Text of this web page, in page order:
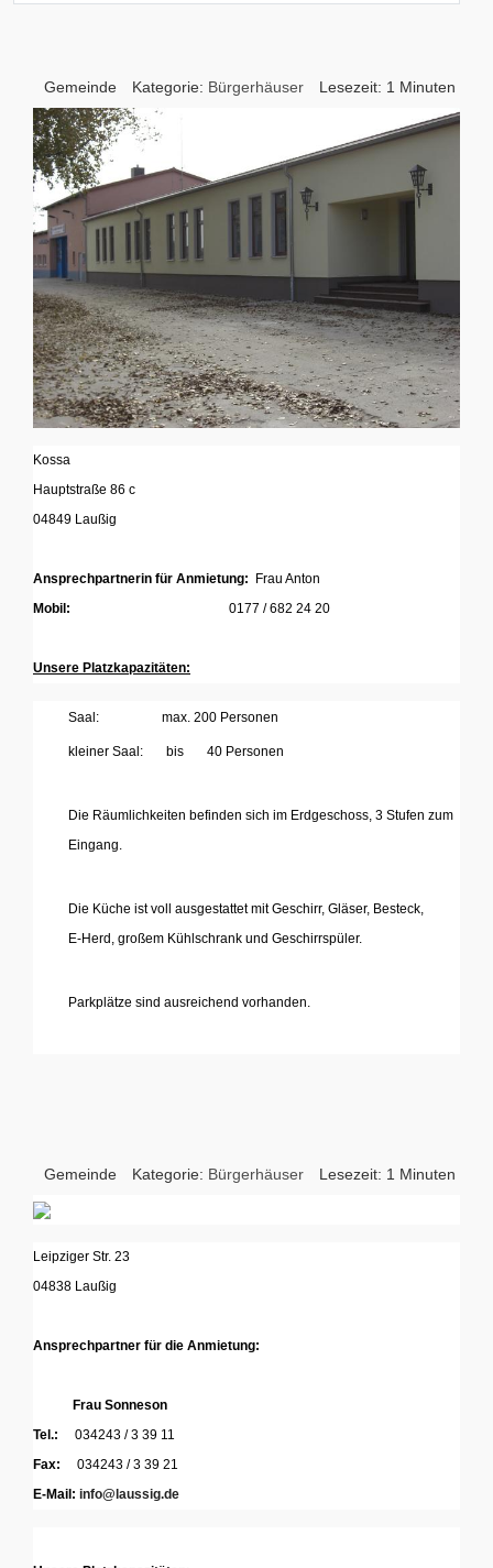
Gemeinde Kategorie: Bürgerhäuser Lesezeit: 1 Minuten
Kossa
Hauptstraße 86 c
04849 Laußig
Ansprechpartnerin für Anmietung: Frau Anton
Mobil:
0177 / 682 24 20
Unsere Platzkapazitäten:
Saal: max. 200 Personen
kleiner Saal: bis 40 Personen
Die Räumlichkeiten befinden sich im Erdgeschoss, 3 Stufen zum
Eingang.
Die Küche ist voll ausgestattet mit Geschirr, Gläser, Besteck,
E-Herd, großem Kühlschrank und Geschirrspüler.
Parkplätze sind ausreichend vorhanden.
Gemeinde Kategorie: Bürgerhäuser Lesezeit: 1 Minuten
Leipziger Str. 23
04838 Laußig
Ansprechpartner für die Anmietung:
Frau Sonneson
Tel.: 034243 / 3 39 11
Fax: 034243 / 3 39 21
E-Mail: info@laussig.de